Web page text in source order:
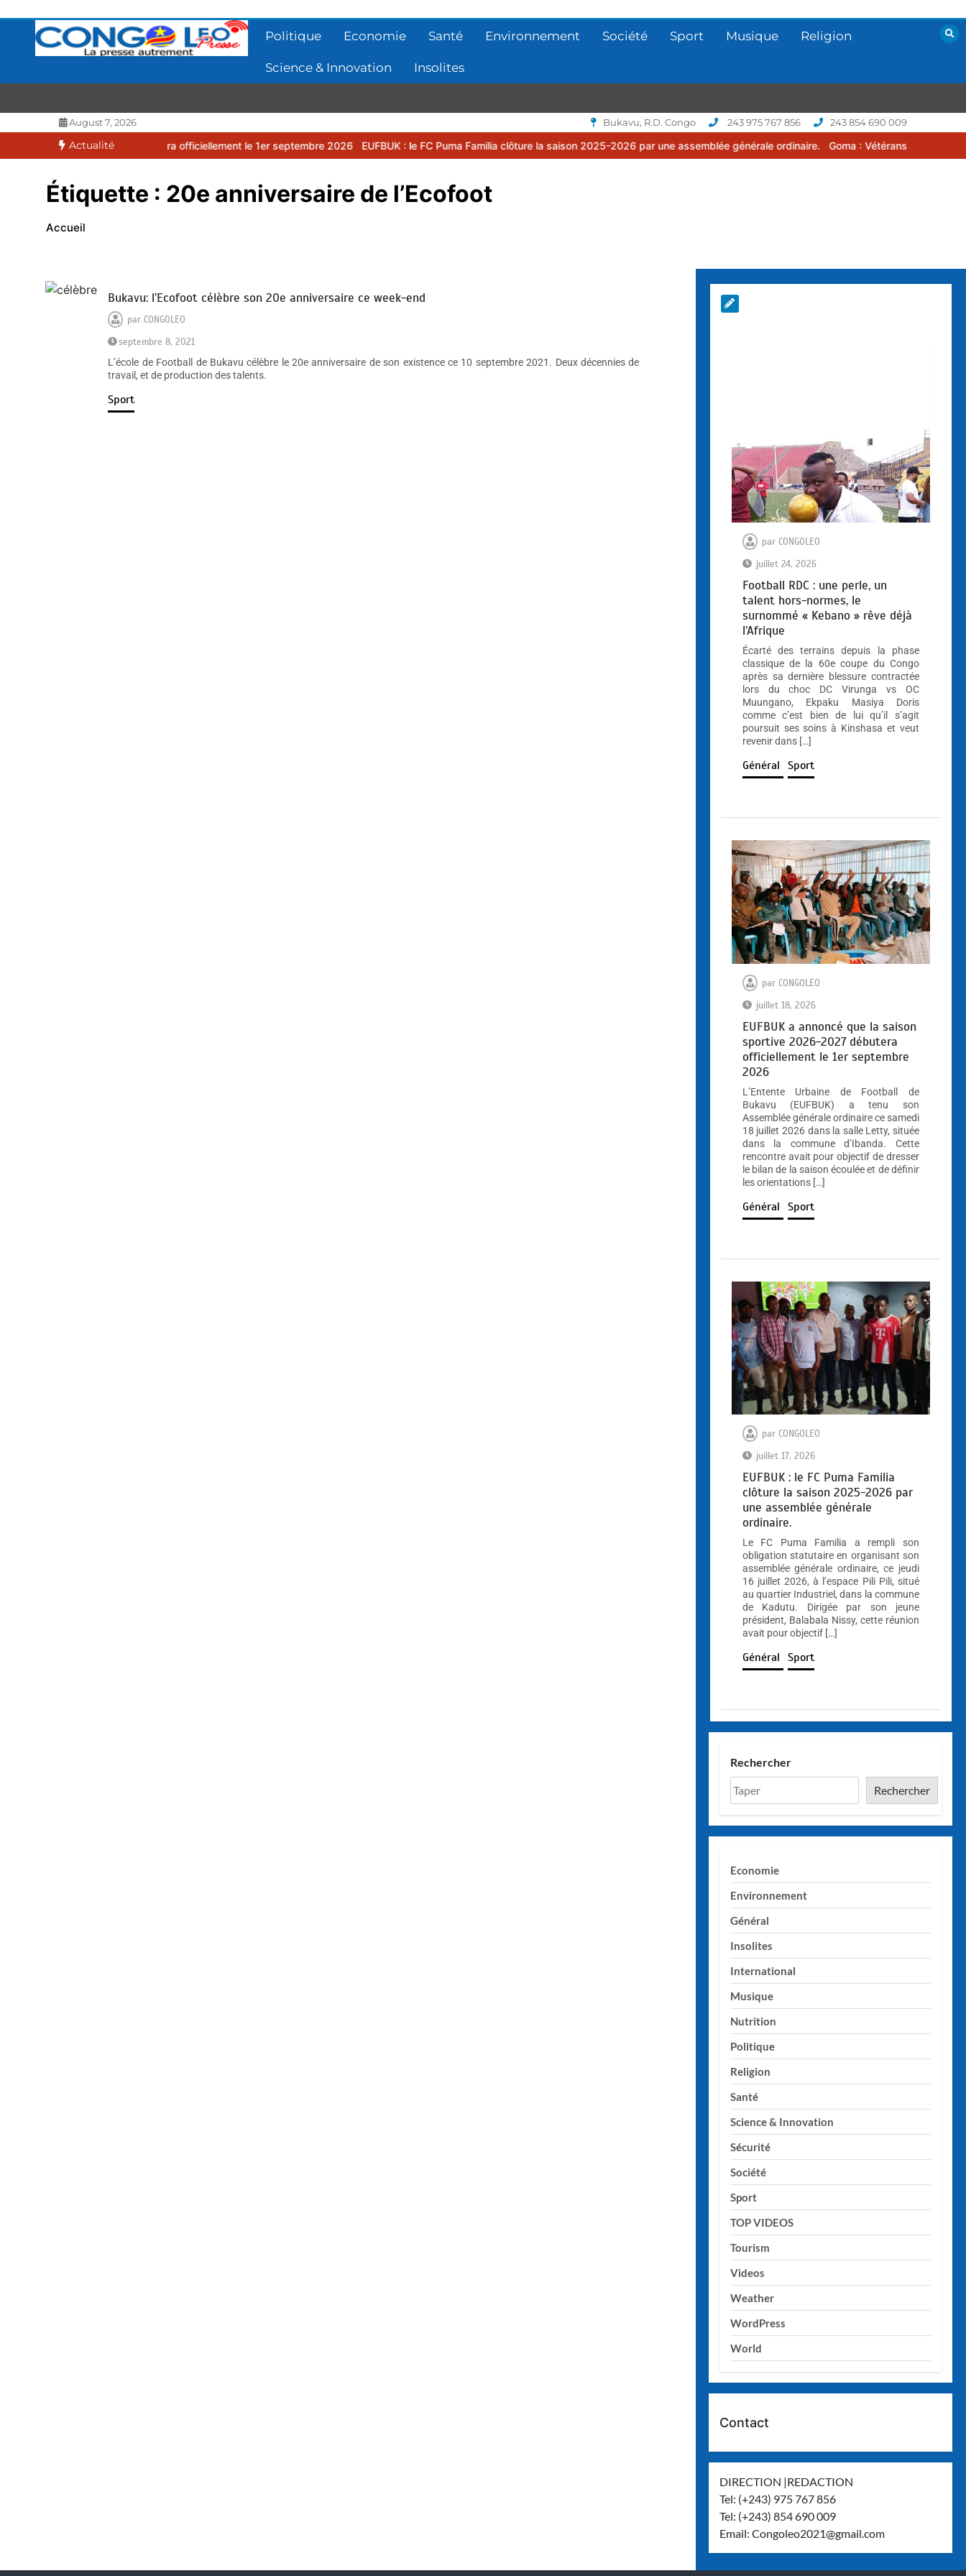
contenu
Politique Economie Santé Environnement Société Sport Musique Religion
Science & Innovation Insolites
CONGOLEO
La presse autrement
August 7, 2026 Bukavu, R.D. Congo 243 975 767 856 243 854 690 009
Actualité
2027 débutera officiellement le 1er septembre 2026 EUFBUK : le FC Puma Familia clôture la saison 2025-2026 par une assemblée générale ordinaire. Goma : Vétérans Cup 2026 -2027, une
Étiquette : 20e anniversaire de l’Ecofoot
Accueil
Bukavu: l’Ecofoot célèbre son 20e anniversaire ce week-end
parCONGOLEO
septembre 8, 2021
L’école de Football de Bukavu célèbre le 20e anniversaire de son existence ce 10 septembre 2021. Deux décennies de
travail, et de production des talents.
Sport
par CONGOLEO
juillet 24, 2026
Football RDC : une perle, un
talent hors-normes, le
surnommé « Kebano » rêve déjà
l’Afrique
Écarté des terrains depuis la phase
classique de la 60e coupe du Congo
après sa dernière blessure contractée
lors du choc DC Virunga vs OC
Muungano, Ekpaku Masiya Doris
comme c’est bien de lui qu’il s’agit
poursuit ses soins à Kinshasa et veut
revenir dans […]
Général Sport
par CONGOLEO
juillet 18, 2026
EUFBUK a annoncé que la saison
sportive 2026-2027 débutera
officiellement le 1er septembre
2026
L’Entente Urbaine de Football de
Bukavu (EUFBUK) a tenu son
Assemblée générale ordinaire ce samedi
18 juillet 2026 dans la salle Letty, située
dans la commune d’Ibanda. Cette
rencontre avait pour objectif de dresser
le bilan de la saison écoulée et de définir
les orientations […]
Général Sport
par CONGOLEO
juillet 17, 2026
EUFBUK : le FC Puma Familia
clôture la saison 2025-2026 par
une assemblée générale
ordinaire.
Le FC Puma Familia a rempli son
obligation statutaire en organisant son
assemblée générale ordinaire, ce jeudi
16 juillet 2026, à l’espace Pili Pili, situé
au quartier Industriel, dans la commune
de Kadutu. Dirigée par son jeune
président, Balabala Nissy, cette réunion
avait pour objectif […]
Général Sport
Rechercher
Rechercher
Economie
Environnement
Général
Insolites
International
Musique
Nutrition
Politique
Religion
Santé
Science & Innovation
Sécurité
Société
Sport
TOP VIDEOS
Tourism
Videos
Weather
WordPress
World
Contact
DIRECTION |REDACTION
Tel: (+243) 975 767 856
Tel: (+243) 854 690 009
Email:Congoleo2021@gmail.com